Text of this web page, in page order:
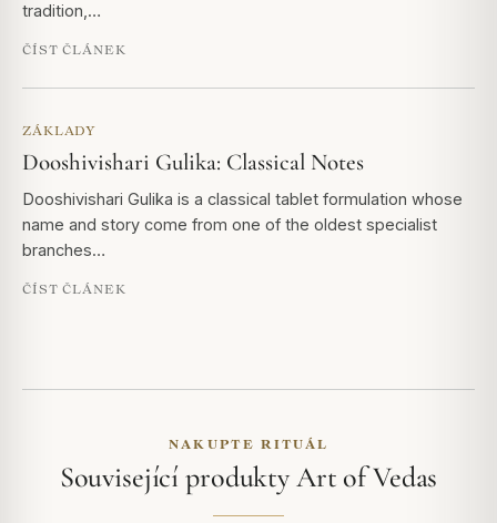
tradition,…
ČÍST ČLÁNEK
ZÁKLADY
Dooshivishari Gulika: Classical Notes
Dooshivishari Gulika is a classical tablet formulation whose
name and story come from one of the oldest specialist
branches…
ČÍST ČLÁNEK
NAKUPTE RITUÁL
Související produkty Art of Vedas